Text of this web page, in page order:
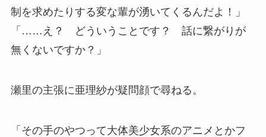
制を求めたりする変な輩が湧いてくるんだよ！」
「……え？ どういうことです？ 話に繋がりが
無くないですか？」
瀬里の主張に亜理紗が疑問顔で尋ねる。
「その手のやつって大体美少女系のアニメとかフ